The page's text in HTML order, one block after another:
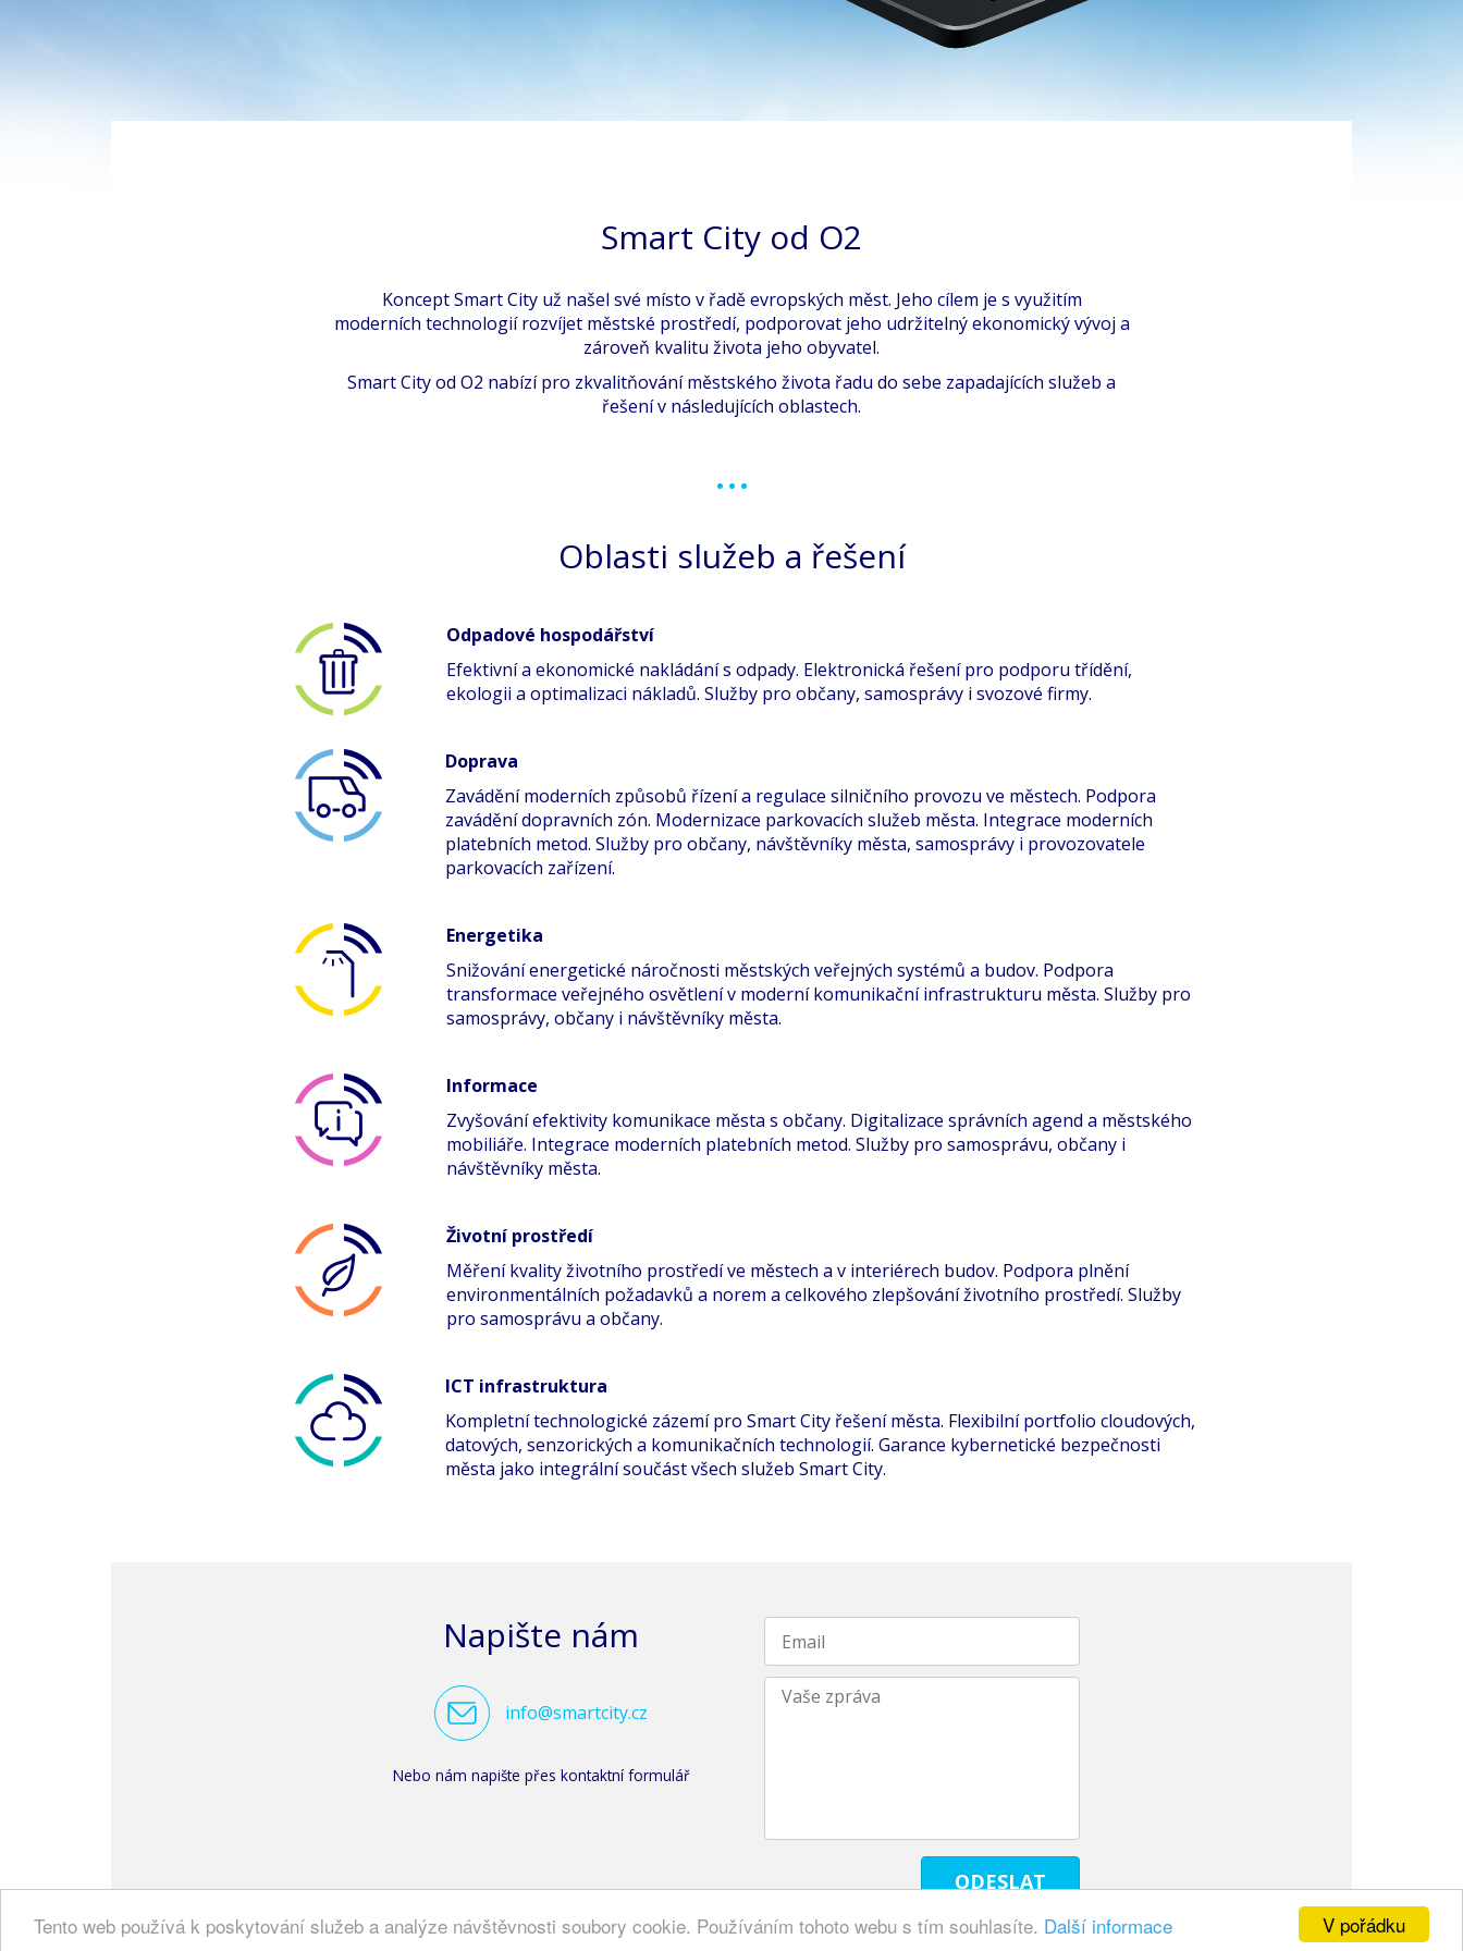
V pořádku
Tento web používá k poskytování služeb a analýze návštěvnosti soubory cookie. Používáním tohoto webu s tím souhlasíte. Další informace
Smart City od O2
Koncept Smart City už našel své místo v řadě evropských měst. Jeho cílem je s využitím
moderních technologií rozvíjet městské prostředí, podporovat jeho udržitelný ekonomický vývoj a
zároveň kvalitu života jeho obyvatel.
Smart City od O2 nabízí pro zkvalitňování městského života řadu do sebe zapadajících služeb a
řešení v následujících oblastech.
Oblasti služeb a řešení
Odpadové hospodářství
Efektivní a ekonomické nakládání s odpady. Elektronická řešení pro podporu třídění,
ekologii a optimalizaci nákladů. Služby pro občany, samosprávy i svozové firmy.
Doprava
Zavádění moderních způsobů řízení a regulace silničního provozu ve městech. Podpora
zavádění dopravních zón. Modernizace parkovacích služeb města. Integrace moderních
platebních metod. Služby pro občany, návštěvníky města, samosprávy i provozovatele
parkovacích zařízení.
Energetika
Snižování energetické náročnosti městských veřejných systémů a budov. Podpora
transformace veřejného osvětlení v moderní komunikační infrastrukturu města. Služby pro
samosprávy, občany i návštěvníky města.
Informace
Zvyšování efektivity komunikace města s občany. Digitalizace správních agend a městského
mobiliáře. Integrace moderních platebních metod. Služby pro samosprávu, občany i
návštěvníky města.
Životní prostředí
Měření kvality životního prostředí ve městech a v interiérech budov. Podpora plnění
environmentálních požadavků a norem a celkového zlepšování životního prostředí. Služby
pro samosprávu a občany.
ICT infrastruktura
Kompletní technologické zázemí pro Smart City řešení města. Flexibilní portfolio cloudových,
datových, senzorických a komunikačních technologií. Garance kybernetické bezpečnosti
města jako integrální součást všech služeb Smart City.
Napište nám
info@smartcity.cz
Nebo nám napište přes kontaktní formulář